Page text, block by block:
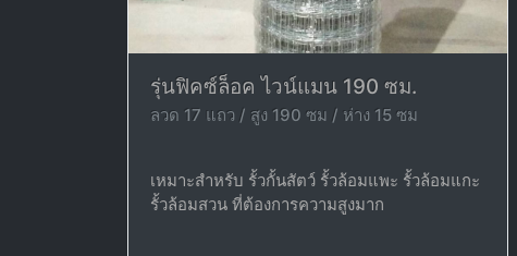
รุ่นฟิคซ์ล็อค ไวน์แมน 190 ซม.
ลวด 17 แถว / สูง 190 ซม / ห่าง 15 ซม
เหมาะสำหรับ รั้วกั้นสัตว์ รั้วล้อมแพะ รั้วล้อมแกะ
รั้วล้อมสวน ที่ต้องการความสูงมาก